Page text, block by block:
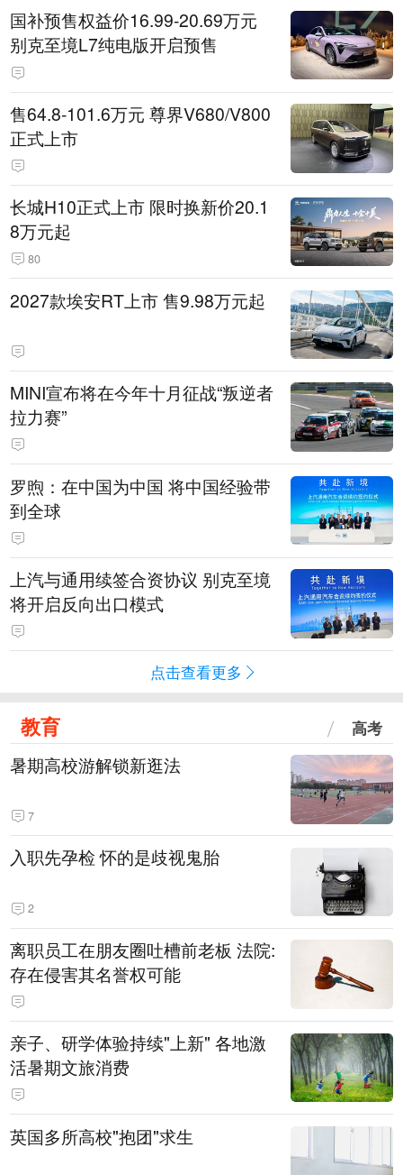
国补预售权益价16.99-20.69万元
别克至境L7纯电版开启预售
售64.8-101.6万元 尊界V680/V800
正式上市
长城H10正式上市 限时换新价20.1
8万元起
80
2027款埃安RT上市 售9.98万元起
MINI宣布将在今年十月征战“叛逆者
拉力赛”
罗煦：在中国为中国 将中国经验带
到全球
上汽与通用续签合资协议 别克至境
将开启反向出口模式
点击查看更多
教育 高考
暑期高校游解锁新逛法
7
入职先孕检 怀的是歧视鬼胎
2
离职员工在朋友圈吐槽前老板 法院:
存在侵害其名誉权可能
亲子、研学体验持续"上新" 各地激
活暑期文旅消费
英国多所高校"抱团"求生